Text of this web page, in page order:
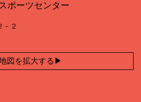
ポーツセンター
－２
図を拡大する